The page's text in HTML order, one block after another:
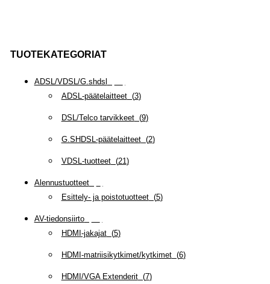
TUOTEKATEGORIAT
ADSL/VDSL/G.shdsl
ADSL-päätelaitteet(3)
DSL/Telco tarvikkeet(9)
G.SHDSL-päätelaitteet(2)
VDSL-tuotteet(21)
Alennustuotteet(
Esittely- ja poistotuotteet(5)
AV-tiedonsiirto(
HDMI-jakajat(5)
HDMI-matriisikytkimet/kytkimet(6)
HDMI/VGA Extenderit(7)